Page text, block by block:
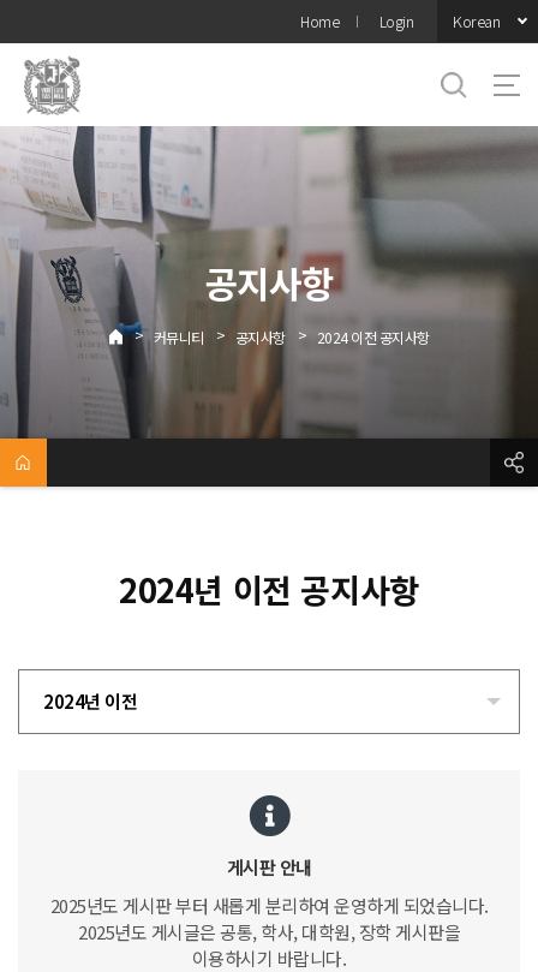
메뉴
Home Login Korean
공지사항
> 커뮤니티 > 공지사항 > 2024 이전 공지사항
2024년 이전 공지사항
2024년 이전
게시판 안내
2025년도 게시판 부터 새롭게 분리하여 운영하게 되었습니다.
2025년도 게시글은 공통, 학사, 대학원, 장학 게시판을
이용하시기 바랍니다.